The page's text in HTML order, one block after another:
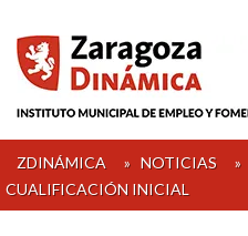
content
ZDINÁMICA » NOTICIAS »
CUALIFICACIÓN INICIAL